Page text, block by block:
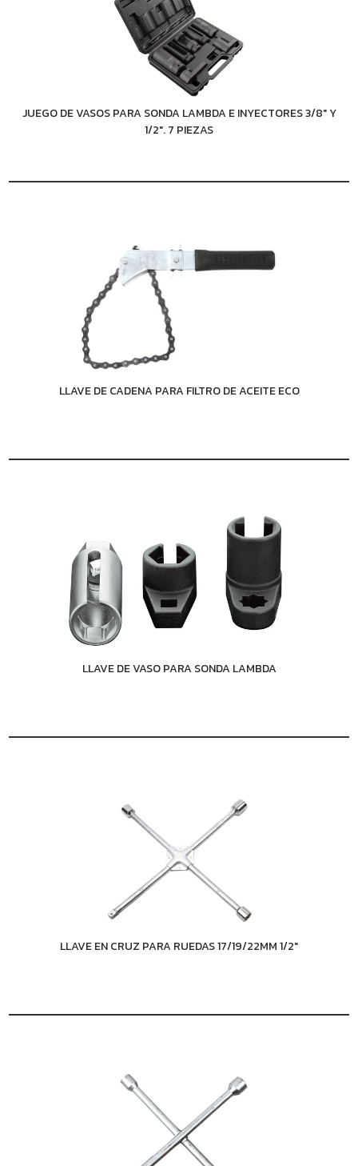
JUEGO DE VASOS PARA SONDA LAMBDA E INYECTORES 3/8" Y
1/2". 7 PIEZAS
LLAVE DE CADENA PARA FILTRO DE ACEITE ECO
LLAVE DE VASO PARA SONDA LAMBDA
LLAVE EN CRUZ PARA RUEDAS 17/19/22MM 1/2"